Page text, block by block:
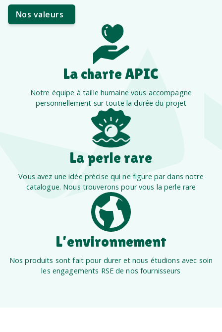
Nos valeurs
La charte APIC
Notre équipe à taille humaine vous accompagne
personnellement sur toute la durée du projet
La perle rare
Vous avez une idée précise qui ne figure par dans notre
catalogue. Nous trouverons pour vous la perle rare
L’environnement
Nos produits sont fait pour durer et nous étudions avec soin
les engagements RSE de nos fournisseurs